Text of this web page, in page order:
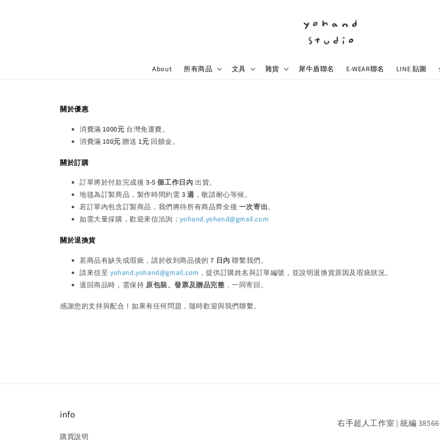
About 所有商品 文具 雜貨 犀牛盾聯名 E-WEAR聯名 LINE 貼圖
關於優惠
消費滿1000元 台灣免運費。
消費滿100元 贈送1元 回饋金。
關於訂購
訂單將於付款完成後 3-5 個工作日內 出貨。
地毯為訂製商品，製作時間約需 3 週 ，敬請耐心等候。
若訂單內包含訂製商品，我們將待所有商品齊全後 一次寄出。
如需大量採購，歡迎來信洽詢：yohand.yohand@gmail.com
關於退換貨
若商品有缺失或瑕疵，請於收到商品後的7 日內 聯繫我們。
請來信至 yohand.yohand@gmail.com ，提供訂購姓名與訂單編號，並說明退換貨原因及瑕疵狀況。
退回商品時，需保持 原包裝、發票及贈品完整 ，一同寄回。
感謝您的支持與配合！如果有任何問題，隨時歡迎與我們聯繫。
info
購買說明
右手超人工作室 | 統編